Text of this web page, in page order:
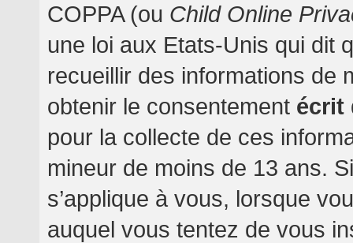
COPPA (ou Child Online
une loi aux Etats-Unis qui dit
recueillir des informations de
obtenir le consentement écrit
pour la collecte de ces
mineur de moins de 13 ans.
s’applique à vous, lorsque
auquel vous tentez de vous